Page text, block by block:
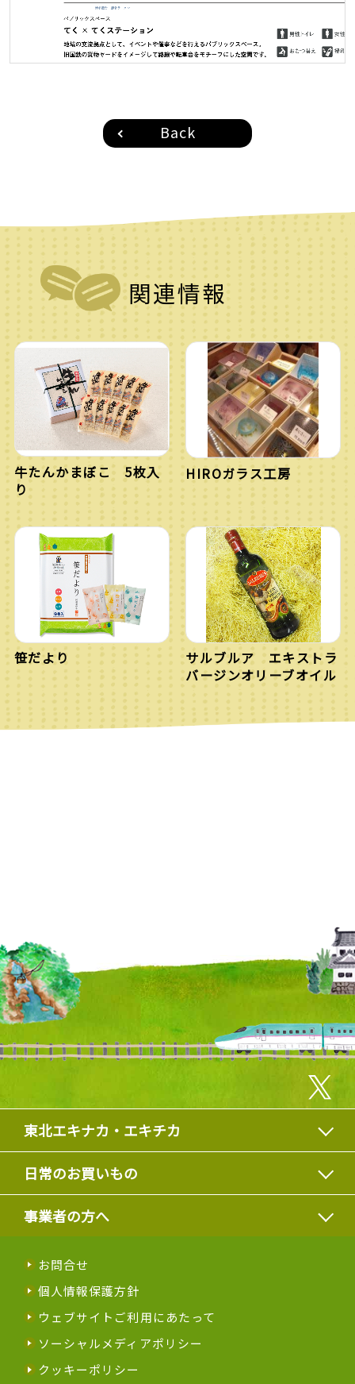
Back
関連情報
牛たんかまぼこ 5枚入
り
HIROガラス工房
笹だより
サルブルア エキストラ
バージンオリーブオイル
東北エキナカ・エキチカ
日常のお買いもの
事業者の方へ
お問合せ
個人情報保護方針
ウェブサイトご利用にあたって
ソーシャルメディアポリシー
クッキーポリシー